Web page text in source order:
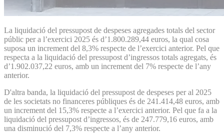
La liquidació del pressupost de despeses agregades totals del sector
públic per a l’exercici 2025 és d’1.800.289,44 euros, la qual cosa
suposa un increment del 8,3% respecte de l’exercici anterior. Pel que
respecta a la liquidació del pressupost d’ingressos totals agregats, és
d’1.902.037,22 euros, amb un increment del 7% respecte de l’any
anterior.
D'altra banda, la liquidació del pressupost de despeses per al 2025
de les societats no financeres públiques és de 241.414,48 euros, amb
un increment del 15,3% respecte a l’exercici anterior. Pel que fa a la
liquidació del pressupost d’ingressos, és de 247.779,16 euros, amb
una disminució del 7,3% respecte a l’any anterior.